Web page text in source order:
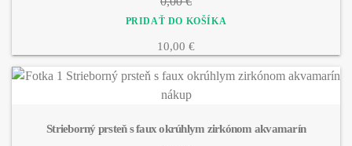
10,00 €
Strieborný prsteň s faux okrúhlym zirkónom akvamarín